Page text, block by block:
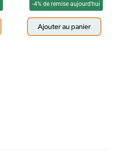
-4% de remise aujourd'hui
Ajouter au panier